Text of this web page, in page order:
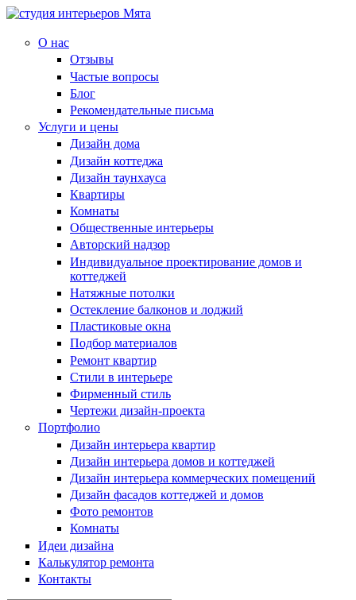
О нас
Отзывы
Частые вопросы
Блог
Рекомендательные письма
Услуги и цены
Дизайн дома
Дизайн коттеджа
Дизайн таунхауса
Квартиры
Комнаты
Общественные интерьеры
Авторский надзор
Индивидуальное проектирование домов и
коттеджей
Натяжные потолки
Остекление балконов и лоджий
Пластиковые окна
Подбор материалов
Ремонт квартир
Стили в интерьере
Фирменный стиль
Чертежи дизайн-проекта
Портфолио
Дизайн интерьера квартир
Дизайн интерьера домов и коттеджей
Дизайн интерьера коммерческих помещений
Дизайн фасадов коттеджей и домов
Фото ремонтов
Комнаты
Идеи дизайна
Калькулятор ремонта
Контакты